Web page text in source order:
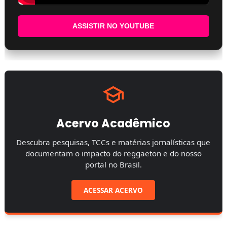
ASSISTIR NO YOUTUBE
Acervo Acadêmico
Descubra pesquisas, TCCs e matérias jornalísticas que
documentam o impacto do reggaeton e do nosso
portal no Brasil.
ACESSAR ACERVO